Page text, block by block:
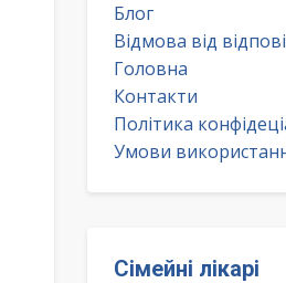
Блог
Відмова від
Головна
Контакти
Політика
Умови
Сімейні лікарі